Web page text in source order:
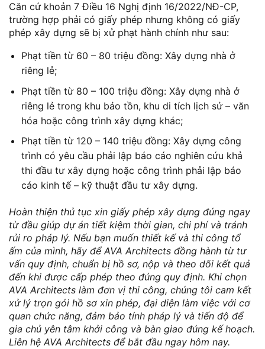
Căn cứ khoản 7 Điều 16 Nghị định 16/2022/NĐ-CP,
trường hợp phải có giấy phép nhưng không có giấy
phép xây dựng sẽ bị xử phạt hành chính như sau:
Phạt tiền từ 60 – 80 triệu đồng: Xây dựng nhà ở
riêng lẻ;
Phạt tiền từ 80 – 100 triệu đồng: Xây dựng nhà ở
riêng lẻ trong khu bảo tồn, khu di tích lịch sử – văn
hóa hoặc công trình xây dựng khác;
Phạt tiền từ 120 – 140 triệu đồng: Xây dựng công
trình có yêu cầu phải lập báo cáo nghiên cứu khả
thi đầu tư xây dựng hoặc công trình phải lập báo
cáo kinh tế – kỹ thuật đầu tư xây dựng.
Hoàn thiện thủ tục xin giấy phép xây dựng đúng ngay
từ đầu giúp dự án tiết kiệm thời gian, chi phí và tránh
rủi ro pháp lý. Nếu bạn muốn thiết kế và thi công tổ
ấm của mình, hãy để AVA Architects đồng hành từ tư
vấn quy định, chuẩn bị hồ sơ, nộp và theo dõi kết quả
đến khi được cấp phép theo đúng quy định. Khi chọn
AVA Architects làm đơn vị thi công, chúng tôi cam kết
xử lý trọn gói hồ sơ xin phép, đại diện làm việc với cơ
quan chức năng, đảm bảo tính pháp lý và tiến độ để
gia chủ yên tâm khởi công và bàn giao đúng kế hoạch.
Liên hệ AVA Architects để bắt đầu ngay hôm nay.